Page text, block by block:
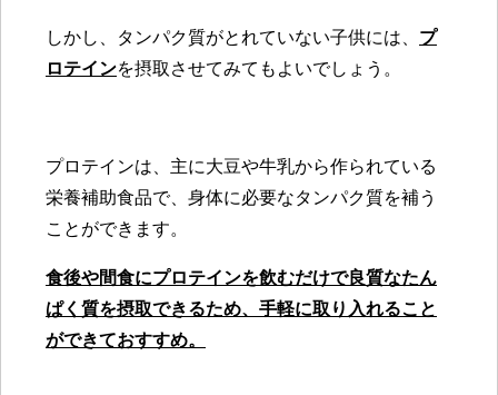
しかし、タンパク質がとれていない子供には、 プ
ロテインを摂取させてみてもよいでしょう。
プロテインは、主に大豆や牛乳から作られている
栄養補助食品で、身体に必要なタンパク質を補う
ことができます。
食後や間食にプロテインを飲むだけで良質なたん
ぱく質を摂取できるため、手軽に取り入れること
ができておすすめ。